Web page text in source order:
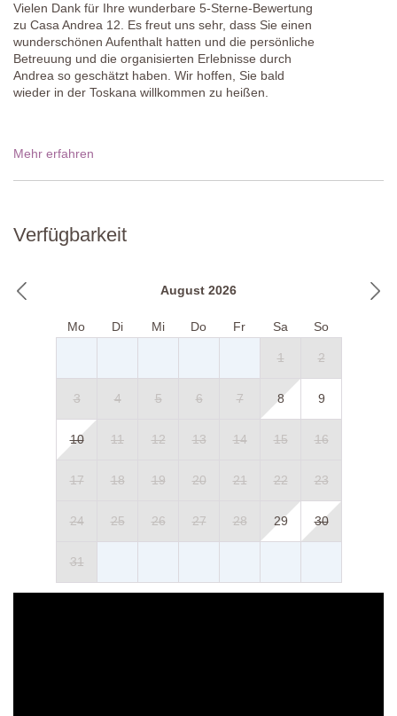
Vielen Dank für Ihre wunderbare 5-Sterne-Bewertung
zu Casa Andrea 12. Es freut uns sehr, dass Sie einen
wunderschönen Aufenthalt hatten und die persönliche
Betreuung und die organisierten Erlebnisse durch
Andrea so geschätzt haben. Wir hoffen, Sie bald
wieder in der Toskana willkommen zu heißen.
Mehr erfahren
Verfügbarkeit
August 2026
Mo Di Mi Do Fr Sa So
1 2
3 4 5 6 7 8 9
10 11 12 13 14 15 16
17 18 19 20 21 22 23
24 25 26 27 28 29 30
31